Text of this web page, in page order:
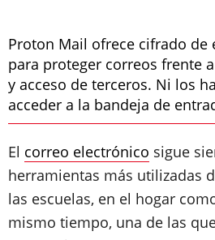
Proton Mail ofrece cifrado de
para proteger correos frente
y acceso de terceros. Ni los
acceder a la bandeja de
El correo electrónico sigue
herramientas más utilizadas
las escuelas, en el hogar
mismo tiempo, una de las